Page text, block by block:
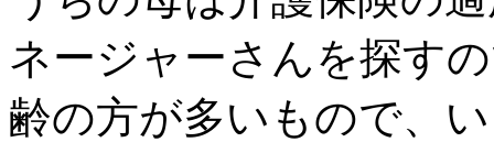
ネージャーさんを探す
齢の方が多いもので、